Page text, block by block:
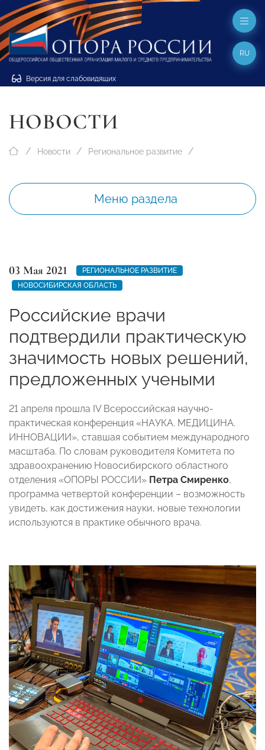
Версия для слабовидящих
RU
НОВОСТИ
Новости Региональное развитие
Меню раздела
03 Мая 2021
РЕГИОНАЛЬНОЕ РАЗВИТИЕ
НОВОСИБИРСКАЯ ОБЛАСТЬ
Российские врачи
подтвердили практическую
значимость новых решений,
предложенных учеными
21 апреля прошла IV Всероссийская научно-
практическая конференция «НАУКА. МЕДИЦИНА.
ИННОВАЦИИ», ставшая событием международного
масштаба. По словам руководителя Комитета по
здравоохранению Новосибирского областного
отделения «ОПОРЫ РОССИИ» Петра Смиренко,
программа четвертой конференции – возможность
увидеть, как достижения науки, новые технологии
используются в практике обычного врача.